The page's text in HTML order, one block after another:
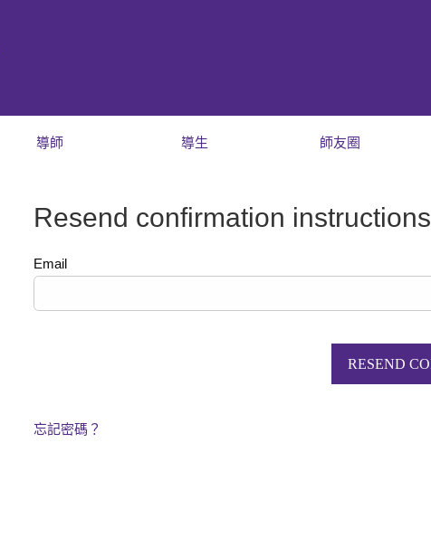
導師 導生 師友圈
Resend confirmation instructions
Email
忘記密碼？